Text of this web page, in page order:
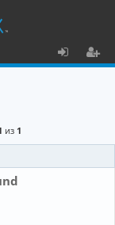
р
а
из 1